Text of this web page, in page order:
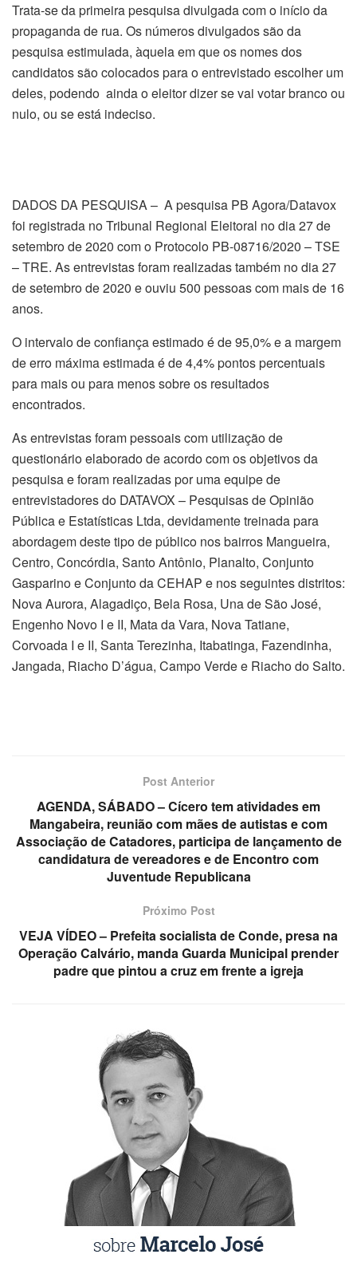
Trata-se da primeira pesquisa divulgada com o início da
propaganda de rua. Os números divulgados são da
pesquisa estimulada, àquela em que os nomes dos
candidatos são colocados para o entrevistado escolher um
deles, podendo ainda o eleitor dizer se vai votar branco ou
nulo, ou se está indeciso.
DADOS DA PESQUISA – A pesquisa PB Agora/Datavox
foi registrada no Tribunal Regional Eleitoral no dia 27 de
setembro de 2020 com o Protocolo PB-08716/2020 – TSE
– TRE. As entrevistas foram realizadas também no dia 27
de setembro de 2020 e ouviu 500 pessoas com mais de 16
anos.
O intervalo de confiança estimado é de 95,0% e a margem
de erro máxima estimada é de 4,4% pontos percentuais
para mais ou para menos sobre os resultados
encontrados.
As entrevistas foram pessoais com utilização de
questionário elaborado de acordo com os objetivos da
pesquisa e foram realizadas por uma equipe de
entrevistadores do DATAVOX – Pesquisas de Opinião
Pública e Estatísticas Ltda, devidamente treinada para
abordagem deste tipo de público nos bairros Mangueira,
Centro, Concórdia, Santo Antônio, Planalto, Conjunto
Gasparino e Conjunto da CEHAP e nos seguintes distritos:
Nova Aurora, Alagadiço, Bela Rosa, Una de São José,
Engenho Novo I e II, Mata da Vara, Nova Tatiane,
Corvoada I e II, Santa Terezinha, Itabatinga, Fazendinha,
Jangada, Riacho D’água, Campo Verde e Riacho do Salto.
Post Anterior
AGENDA, SÁBADO – Cícero tem atividades em
Mangabeira, reunião com mães de autistas e com
Associação de Catadores, participa de lançamento de
candidatura de vereadores e de Encontro com
Juventude Republicana
Próximo Post
VEJA VÍDEO – Prefeita socialista de Conde, presa na
Operação Calvário, manda Guarda Municipal prender
padre que pintou a cruz em frente a igreja